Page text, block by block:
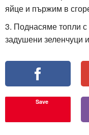
яйце и пържим в
3. Поднасяме топли с
задушени зеленчуци
Save